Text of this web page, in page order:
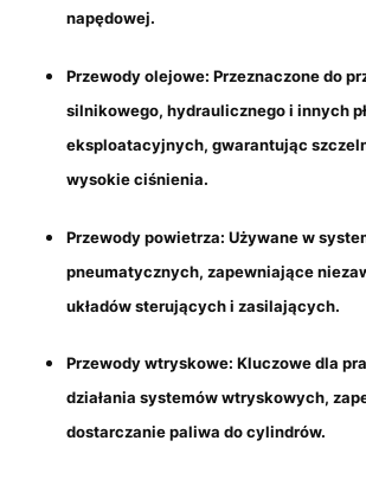
napędowej.
Przewody olejowe: Przeznaczone do
silnikowego, hydraulicznego i innych
eksploatacyjnych, gwarantując
wysokie ciśnienia.
Przewody powietrza: Używane w
pneumatycznych, zapewniające
układów sterujących i zasilających.
Przewody wtryskowe: Kluczowe dla
działania systemów wtryskowych,
dostarczanie paliwa do cylindrów.